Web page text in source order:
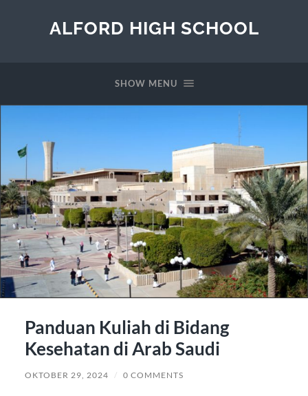
ALFORD HIGH SCHOOL
SHOW MENU
Panduan Kuliah di Bidang
Kesehatan di Arab Saudi
OKTOBER 29, 2024 / 0 COMMENTS